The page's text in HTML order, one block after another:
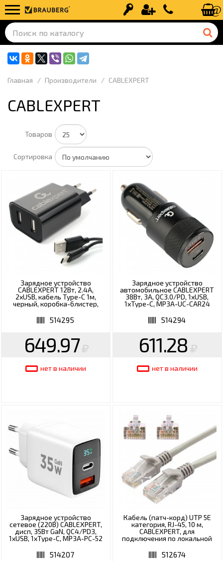
Вход Регистрация+7 (499) 110-
Главная Производители CABLEXPERT
CABLEXPERT
Товаров
Сортировка
Зарядное устройство
CABLEXPERT 12Вт, 2.4А,
2хUSB, кабель Type-C 1м,
черный, коробка-блистер,
514295
649.97
нет в наличии
Зарядное устройство
автомобильное CABLEXPERT
38Вт, 3А, QC3.0/PD, 1хUSB,
1хType-C, MP3A-UC-CAR24
514294
611.28
нет в наличии
Зарядное устройство
сетевое (220В) CABLEXPERT,
дисп, 35Вт GaN, QC4/PD3,
1хUSB, 1хType-C, MP3A-PC-52
514207
Кабель (патч-корд) UTP 5Е
категория, RJ-45, 10 м,
CABLEXPERT, для
подключения по локальной
512674